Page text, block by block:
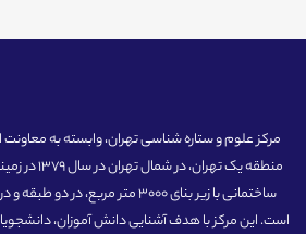
مرکز علوم و ستاره شناسی تهران، وابسته به
ساختمانی با زیر بنای 3000 متر
است. این مرکز با هدف آشنایی دانش آموزان،